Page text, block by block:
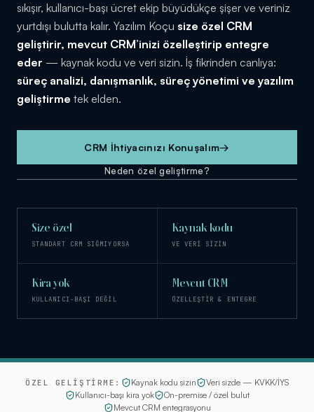
İletişim
→
· BY
YAZILIM
2026
sıkışır, kullanıcı-başı ücret ekip büyüdükçe şişer ve veriniz
yurtdışı bulutta kalır. Yazılım Koçu size özel CRM
geliştirir, mevcut CRM’inizi özelleştirip entegre
eder — kaynak kodu ve veri sizin. İş fikrinden canlıya:
süreç analizi, danışmanlık, süreç yönetimi ve yazılım
geliştirme tek elden.
CRM İhtiyacınızı Konuşalım→
Neden özel geliştirme?
Size özel
STANDART CRM SIĞMIYORSA
Kaynak kodu
VE VERİ SİZİN
Kira yok
KULLANICI-BAŞI DEĞİL
Mevcut CRM
ÖZELLEŞTİR & ENTEGRE
ÖZEL GELİŞTİRME: Kaynak kodu sizin
Veri sizde — KVKK/İYS
Kullanıcı-başı kira yok
On-premise / özel bulut
Mevcut CRM entegrasyonu